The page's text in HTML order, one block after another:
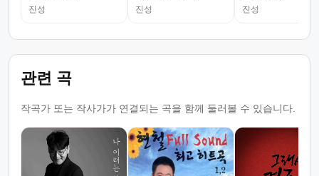
진성 진성 진성
관련 곡
작곡가 또는 작사가가 연결되는 곡을 함께 둘러볼 수 있습니다.